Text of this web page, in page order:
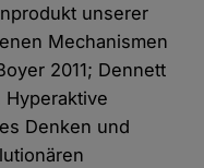
unserer
Mechanismen
2011; Dennett
Hyperaktive
Denken und